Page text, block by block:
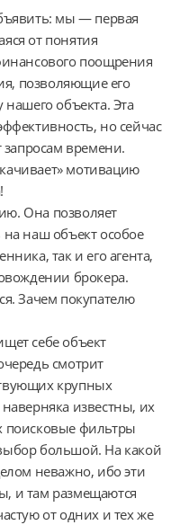
мы — первая
от понятия
поощрения
позволяющие его
нашего объекта. Эта
но сейчас
запросам времени.
мотивацию
Она позволяет
на наш объект особое
так и его агента,
брокера.
Зачем покупателю
себе объект
смотрит
крупных
известны, их
поисковые фильтры
большой. На какой
неважно, ибо эти
и там размещаются
от одних и тех же